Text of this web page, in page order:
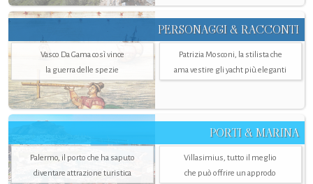
PERSONAGGI & RACCONTI
Vasco Da Gama così vince
la guerra delle spezie
Patrizia Mosconi, la stilista che
ama vestire gli yacht più eleganti
PORTI & MARINA
Palermo, il porto che ha saputo
diventare attrazione turistica
Villasimius, tutto il meglio
che può offrire un approdo